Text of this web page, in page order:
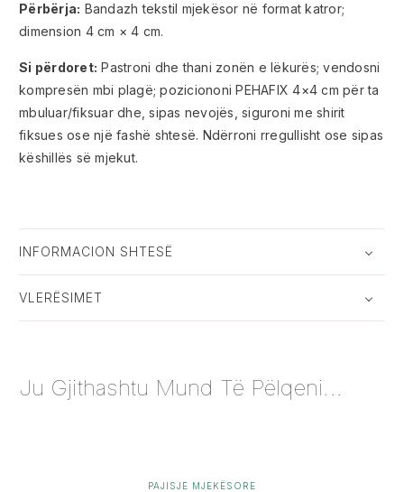
Përbërja: Bandazh tekstil mjekësor në format katror;
dimension 4 cm × 4 cm.
Si përdoret: Pastroni dhe thani zonën e lëkurës; vendosni
kompresën mbi plagë; poziciononi PEHAFIX 4×4 cm për ta
mbuluar/fiksuar dhe, sipas nevojës, siguroni me shirit
fiksues ose një fashë shtesë. Ndërroni rregullisht ose sipas
këshillës së mjekut.
INFORMACION SHTESË
VLERËSIMET
Ju Gjithashtu Mund Të Pëlqeni...
PAJISJE MJEKËSORE